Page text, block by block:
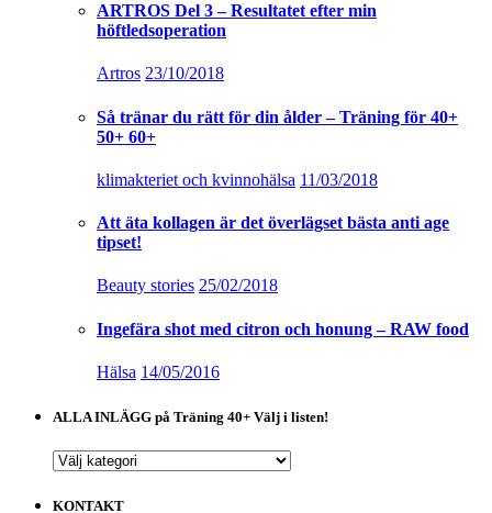
ARTROS Del 3 – Resultatet efter min
höftledsoperation
Artros 23/10/2018
Så tränar du rätt för din ålder – Träning för 40+
50+ 60+
klimakteriet och kvinnohälsa 11/03/2018
Att äta kollagen är det överlägset bästa anti age
tipset!
Beauty stories 25/02/2018
Ingefära shot med citron och honung – RAW food
Hälsa 14/05/2016
ALLA INLÄGG på Träning 40+ Välj i listen!
ALLA
på
KONTAKT